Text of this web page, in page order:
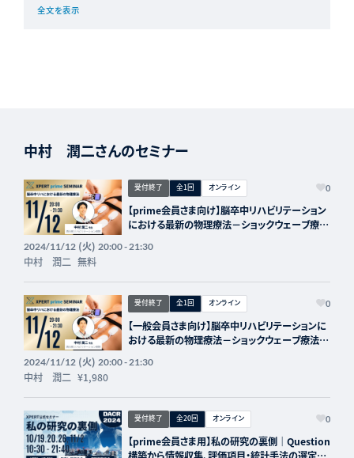
全文を表示
中村 潤二さんのセミナー
受付終了 全1回 オンライン 0
【prime会員さま向け】脳卒中リハビリテーション
における最新の物理療法－ショックウェーブ療法
2024/11/12(火) 20:00 - 21:30
中村 潤二 無料
受付終了 全1回 オンライン 0
【一般会員さま向け】脳卒中リハビリテーションに
おける最新の物理療法－ショックウェーブ療法や
2024/11/12(火) 20:00 - 21:30
中村 潤二 ¥1,980
受付終了 全20回 オンライン 0
【prime会員さま用】私の研究の裏側｜Question